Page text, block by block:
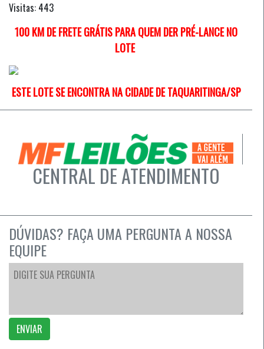
Visitas: 443
100 KM DE FRETE GRÁTIS PARA QUEM DER PRÉ-LANCE NO
LOTE
ESTE LOTE SE ENCONTRA NA CIDADE DE TAQUARITINGA/SP
CENTRAL DE ATENDIMENTO
DÚVIDAS? FAÇA UMA PERGUNTA A NOSSA
EQUIPE
ENVIAR